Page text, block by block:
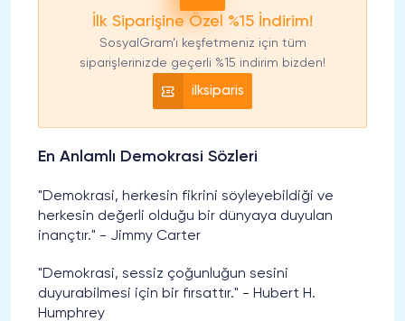
İlk Siparişine Özel %15 İndirim!
SosyalGram’ı keşfetmeniz için tüm
siparişlerinizde geçerli %15 indirim bizden!
ilksiparis
En Anlamlı Demokrasi Sözleri
"Demokrasi, herkesin fikrini söyleyebildiği ve
herkesin değerli olduğu bir dünyaya duyulan
inançtır." - Jimmy Carter
"Demokrasi, sessiz çoğunluğun sesini
duyurabilmesi için bir fırsattır." - Hubert H.
Humphrey